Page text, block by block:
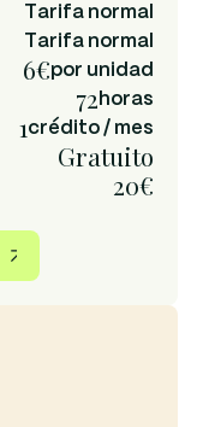
Tarifa normal
Tarifa normal
6€por unidad
72 horas
1crédito / mes
Gratuito
20€